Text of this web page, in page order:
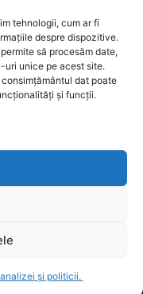
tehnologii, cum ar fi
despre dispozitive.
să procesăm date,
uri unice pe acest site.
dat poate
și funcții.
și politicii.
160
158
149